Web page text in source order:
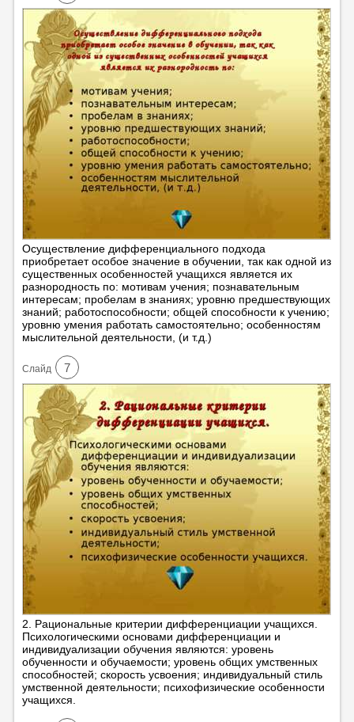
Осуществление дифференциального подхода
приобретает особое значение в обучении, так как одной из
существенных особенностей учащихся является их
разнородность по: мотивам учения; познавательным
интересам; пробелам в знаниях; уровню предшествующих
знаний; работоспособности; общей способности к учению;
уровню умения работать самостоятельно; особенностям
мыслительной деятельности, (и т.д.)
Cлайд 7
2. Рациональные критерии дифференциации учащихся.
Психологическими основами дифференциации и
индивидуализации обучения являются: уровень
обученности и обучаемости; уровень общих умственных
способностей; скорость усвоения; индивидуальный стиль
умственной деятельности; психофизические особенности
учащихся.